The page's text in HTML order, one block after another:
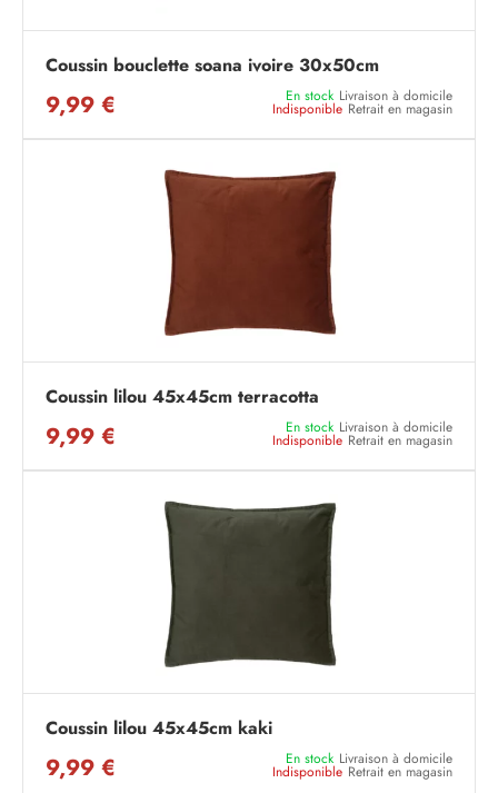
Coussin bouclette soana ivoire 30x50cm
9,99 € En stock Livraison à domicile
Indisponible Retrait en magasin
Coussin lilou 45x45cm terracotta
9,99 € En stock Livraison à domicile
Indisponible Retrait en magasin
Coussin lilou 45x45cm kaki
9,99 € En stock Livraison à domicile
Indisponible Retrait en magasin